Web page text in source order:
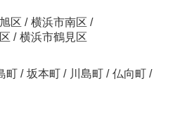
区 / 横浜市南区 /
/ 横浜市鶴見区
町 / 坂本町 / 川島町 / 仏向町 /